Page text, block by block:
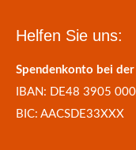
Helfen Sie uns:
Spendenkonto bei der
IBAN: DE48 3905
BIC: AACSDE33XXX